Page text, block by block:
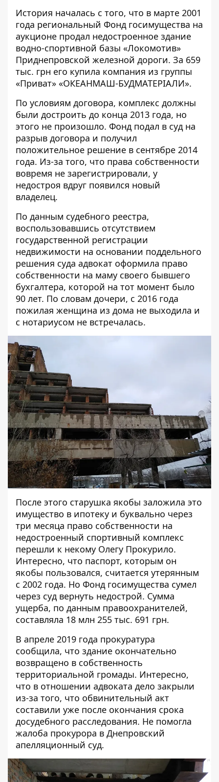
История началась с того, что в марте 2001
года региональный Фонд госимущества на
аукционе продал недостроенное здание
водно-спортивной базы «Локомотив»
Приднепровской железной дороги. За 659
тыс. грн его купила компания из группы
«Приват» «ОКЕАНМАШ-БУДМАТЕРІАЛИ».
По условиям договора, комплекс должны
были достроить до конца 2013 года, но
этого не произошло. Фонд подал в суд на
разрыв договора и получил
положительное решение в сентябре 2014
года. Из-за того, что права собственности
вовремя не зарегистрировали, у
недостроя вдруг появился новый
владелец.
По данным судебного реестра,
воспользовавшись отсутствием
государственной регистрации
недвижимости на основании поддельного
решения суда адвокат оформила право
собственности на маму своего бывшего
бухгалтера, которой на тот момент было
90 лет. По словам дочери, с 2016 года
пожилая женщина из дома не выходила и
с нотариусом не встречалась.
После этого старушка якобы заложила это
имущество в ипотеку и буквально через
три месяца право собственности на
недостроенный спортивный комплекс
перешли к некому Олегу Прокурило.
Интересно, что паспорт, которым он
якобы пользовался, считается утерянным
с 2002 года. Но Фонд госимущества сумел
через суд вернуть недострой. Сумма
ущерба, по данным правоохранителей,
составляла 18 млн 255 тыс. 691 грн.
В апреле 2019 года прокуратура
сообщила, что здание окончательно
возвращено в собственность
территориальной громады. Интересно,
что в отношении адвоката дело закрыли
из-за того, что обвинительный акт
составили уже после окончания срока
досудебного расследования. Не помогла
жалоба прокурора в Днепровский
апелляционный суд.